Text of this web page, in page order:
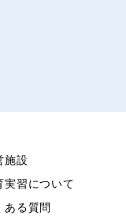
施設
実習について
ある質問